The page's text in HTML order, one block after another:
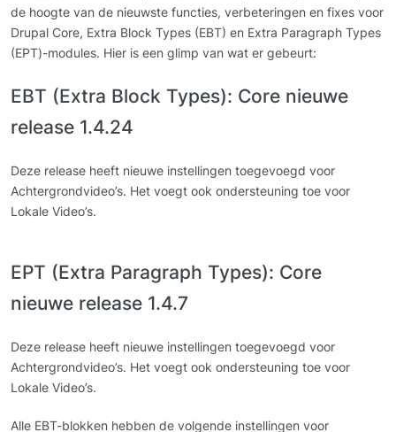
de hoogte van de nieuwste functies, verbeteringen en fixes voor
Drupal Core, Extra Block Types (EBT) en Extra Paragraph Types
(EPT)-modules. Hier is een glimp van wat er gebeurt:
EBT (Extra Block Types): Core nieuwe
release 1.4.24
Deze release heeft nieuwe instellingen toegevoegd voor
Achtergrondvideo’s. Het voegt ook ondersteuning toe voor
Lokale Video’s.
EPT (Extra Paragraph Types): Core
nieuwe release 1.4.7
Deze release heeft nieuwe instellingen toegevoegd voor
Achtergrondvideo’s. Het voegt ook ondersteuning toe voor
Lokale Video’s.
Alle EBT-blokken hebben de volgende instellingen voor